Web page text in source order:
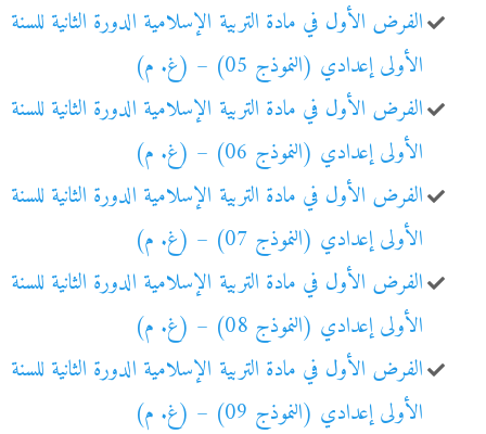
الفرض الأول في مادة التربية الإسلامية الدورة الثانية للسنة
الأولى إعدادي (النموذج 05) – (غ. م)
الفرض الأول في مادة التربية الإسلامية الدورة الثانية للسنة
الأولى إعدادي (النموذج 06) – (غ. م)
الفرض الأول في مادة التربية الإسلامية الدورة الثانية للسنة
الأولى إعدادي (النموذج 07) – (غ. م)
الفرض الأول في مادة التربية الإسلامية الدورة الثانية للسنة
الأولى إعدادي (النموذج 08) – (غ. م)
الفرض الأول في مادة التربية الإسلامية الدورة الثانية للسنة
الأولى إعدادي (النموذج 09) – (غ. م)